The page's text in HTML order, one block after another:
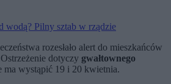
wodą? Pilny sztab w rządzie
rozesłało alert do mieszkańców
dotyczy gwałtownego
ma wystąpić 19 i 20 kwietnia.